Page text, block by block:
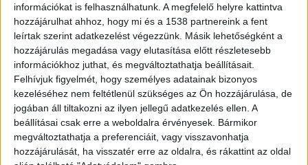
információkat is felhasználhatunk. A megfelelő helyre kattintva
hozzájárulhat ahhoz, hogy mi és a 1538 partnereink a fent
leírtak szerint adatkezelést végezzünk. Másik lehetőségként a
hozzájárulás megadása vagy elutasítása előtt részletesebb
információkhoz juthat, és megváltoztathatja beállításait.
Felhívjuk figyelmét, hogy személyes adatainak bizonyos
kezeléséhez nem feltétlenül szükséges az Ön hozzájárulása, de
jogában áll tiltakozni az ilyen jellegű adatkezelés ellen. A
beállításai csak erre a weboldalra érvényesek. Bármikor
megváltoztathatja a preferenciáit, vagy visszavonhatja
hozzájárulását, ha visszatér erre az oldalra, és rákattint az oldal
SZÓLÓBAN IS ÓRIÁSI EDM-
HIMNUSZT TUD VILLANTANI ELLIE
GOULDING
A LEGROSSZABB LÁNY